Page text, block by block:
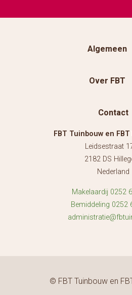
Algemeen
Over FBT
Contact
FBT Tuinbouw en
Leidsestraat
2182 DS
Nederland
Makelaardij 0252
Bemiddeling 0252
© FBT Tuinbouw en